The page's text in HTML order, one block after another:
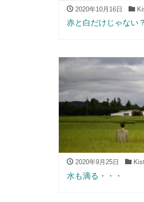
2020年10月16日
赤と白だけじゃない？
2020年9月25日
水も滴る・・・